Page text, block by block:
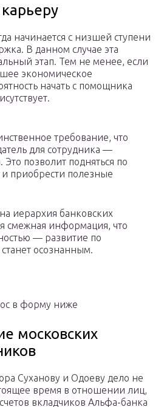
начинается с низшей ступени
В данном случае эта
этап. Тем не менее, если
экономическое
начать с помощника
требование, что
для сотрудника —
позволит подняться по
приобрести полезные
иерархия банковских
смежная информация, что
— развитие по
осознанным.
в форму ниже
московских
Суханову и Одоеву дело не
время в отношении лиц,
вкладчиков Альфа-банка